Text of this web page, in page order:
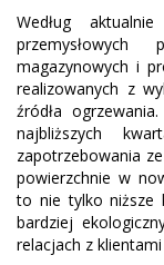
Według
magazynowych i
realizowanych z
źródła
najbliższych
zapotrzebowania
powierzchnie w
to nie tylko niższe
bardziej
relacjach z